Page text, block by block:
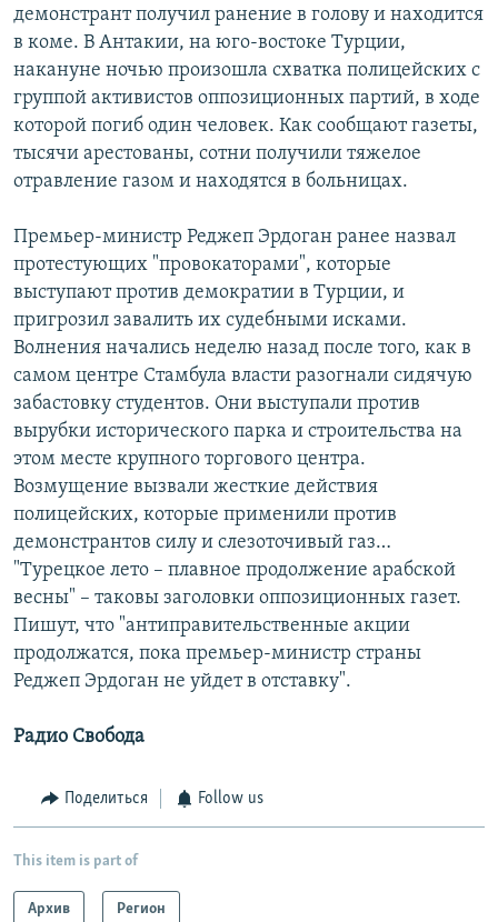
демонстрант получил ранение в голову и находится
в коме. В Антакии, на юго-востоке Турции,
накануне ночью произошла схватка полицейских с
группой активистов оппозиционных партий, в ходе
которой погиб один человек. Как сообщают газеты,
тысячи арестованы, сотни получили тяжелое
отравление газом и находятся в больницах.
Премьер-министр Реджеп Эрдоган ранее назвал
протестующих "провокаторами", которые
выступают против демократии в Турции, и
пригрозил завалить их судебными исками.
Волнения начались неделю назад после того, как в
самом центре Стамбула власти разогнали сидячую
забастовку студентов. Они выступали против
вырубки исторического парка и строительства на
этом месте крупного торгового центра.
Возмущение вызвали жесткие действия
полицейских, которые применили против
демонстрантов силу и слезоточивый газ…
"Турецкое лето – плавное продолжение арабской
весны" – таковы заголовки оппозиционных газет.
Пишут, что "антиправительственные акции
продолжатся, пока премьер-министр страны
Реджеп Эрдоган не уйдет в отставку".
Радио Свобода
Поделиться Follow us
This item is part of
Архив Регион